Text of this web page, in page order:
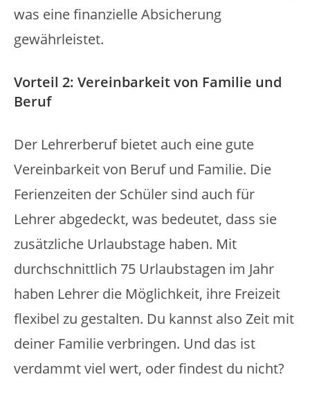
was eine finanzielle Absicherung
gewährleistet.
Vorteil 2: Vereinbarkeit von Familie und
Beruf
Der Lehrerberuf bietet auch eine gute
Vereinbarkeit von Beruf und Familie. Die
Ferienzeiten der Schüler sind auch für
Lehrer abgedeckt, was bedeutet, dass sie
zusätzliche Urlaubstage haben. Mit
durchschnittlich 75 Urlaubstagen im Jahr
haben Lehrer die Möglichkeit, ihre Freizeit
flexibel zu gestalten. Du kannst also Zeit mit
deiner Familie verbringen. Und das ist
verdammt viel wert, oder findest du nicht?